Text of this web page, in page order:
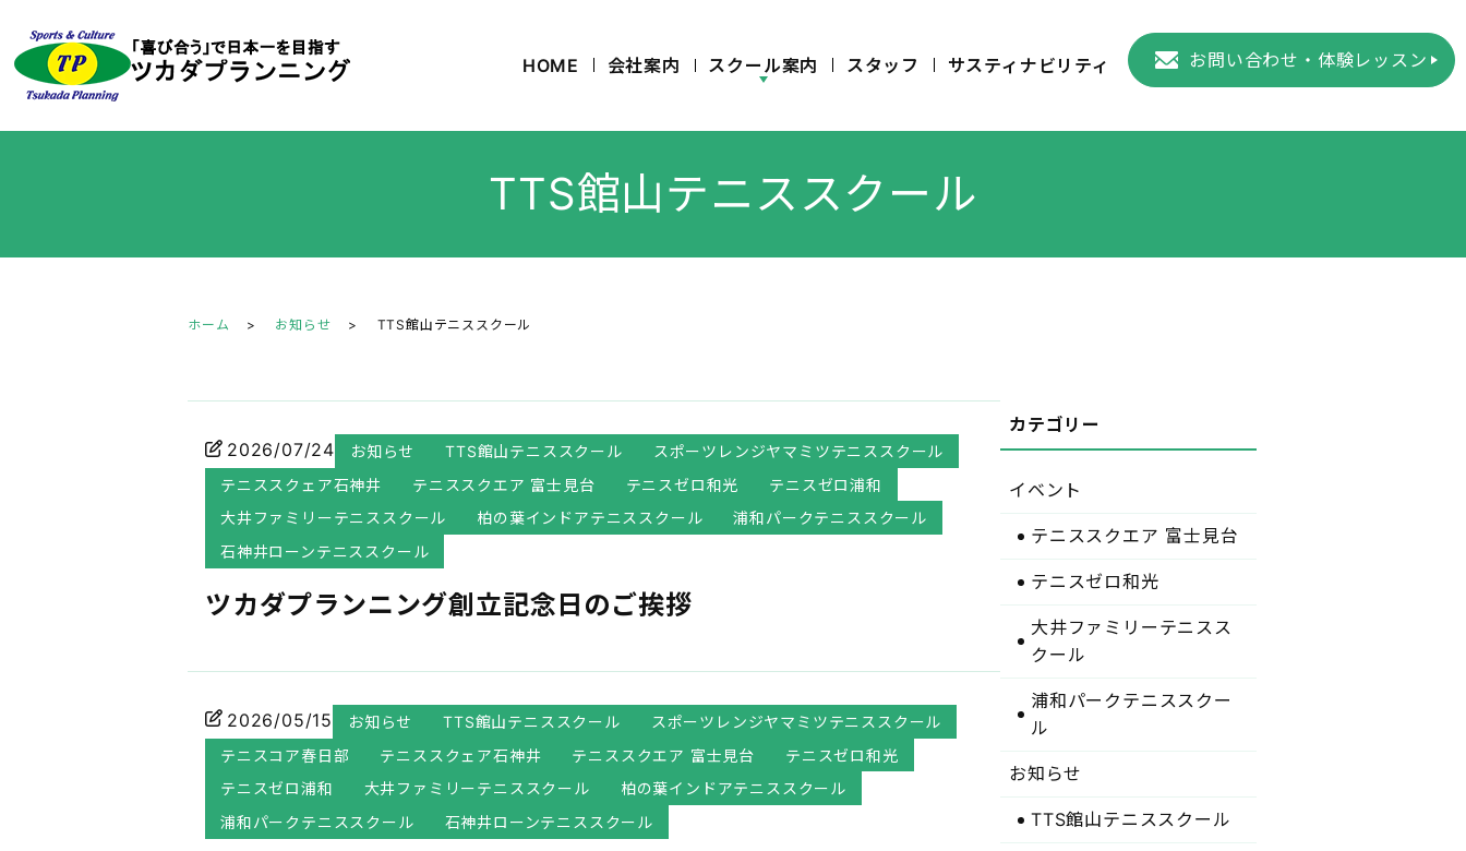
HOME 会社案内 スクール案内 スタッフ サスティナビリティ お問い合わせ・体験レッスン
TTS館山テニススクール
ホーム お知らせ TTS館山テニススクール
2026/07/24 お知らせ TTS館山テニススクール
スポーツレンジヤマミツテニススクール
テニススクェア石神井
テニススクエア 富士見台 テニスゼロ和光
テニスゼロ浦和
大井ファミリーテニススクール
柏の葉インドアテニススクール
浦和パークテニススクール
石神井ローンテニススクール
ツカダプランニング創立記念日のご挨拶
2026/05/15 お知らせ TTS館山テニススクール
スポーツレンジヤマミツテニススクール
テニスコア春日部
テニススクェア石神井 テニススクエア 富士見台
テニスゼロ和光
テニスゼロ浦和
大井ファミリーテニススクール
柏の葉インドアテニススクール
浦和パークテニススクール
石神井ローンテニススクール
イベント
テニススクエア 富士見台
テニスゼロ和光
大井ファミリーテニスス
クール
浦和パークテニススクー
ル
お知らせ
TTS館山テニススクール